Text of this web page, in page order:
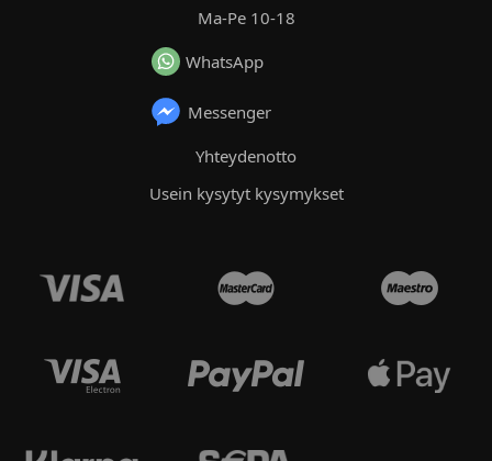
Ma-Pe 10-18
WhatsApp
Messenger
Yhteydenotto
Usein kysytyt kysymykset